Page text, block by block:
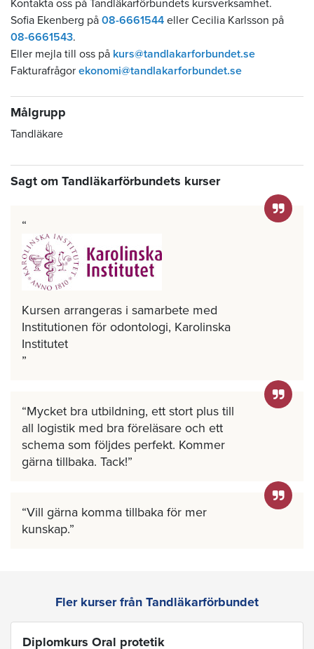
Kontakta oss på Tandläkarförbundets kursverksamhet.
Sofia Ekenberg på 08-6661544 eller Cecilia Karlsson på
08-6661543.
Eller mejla till oss på kurs@tandlakarforbundet.se
Fakturafrågor ekonomi@tandlakarforbundet.se
Målgrupp
Tandläkare
Sagt om Tandläkarförbundets kurser
Kursen arrangeras i samarbete med
Institutionen för odontologi, Karolinska
Institutet
Mycket bra utbildning, ett stort plus till
all logistik med bra föreläsare och ett
schema som följdes perfekt. Kommer
gärna tillbaka. Tack!
Vill gärna komma tillbaka för mer
kunskap.
Fler kurser från Tandläkarförbundet
Diplomkurs Oral protetik